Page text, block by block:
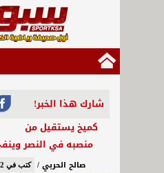
شارك هذا الخبر!
كميخ يستقيل من
منصبه في النصر
صالح الحربي / كتب في 12/10/2012 - 5:39 م